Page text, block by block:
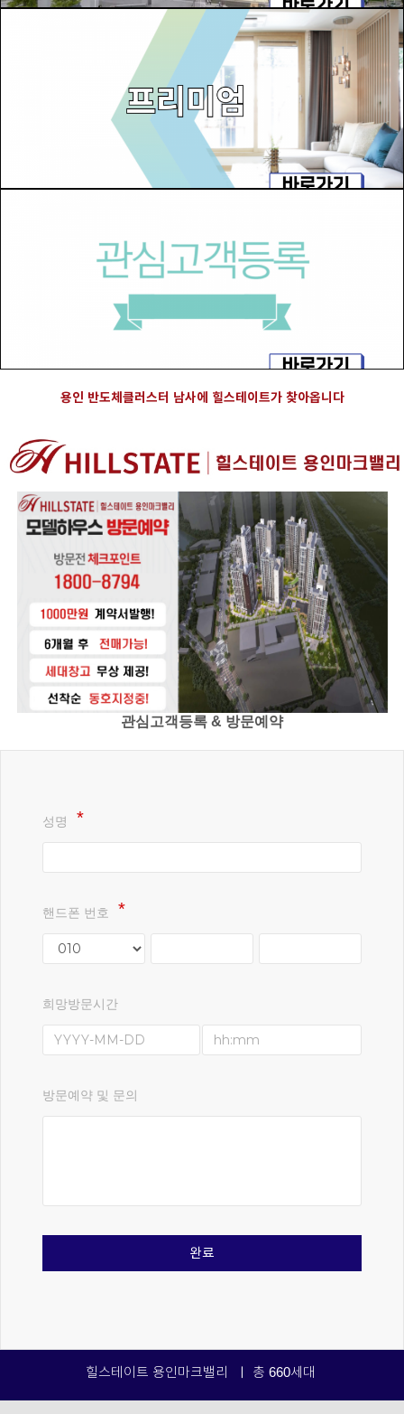
용인 반도체클러스터 남사에 힐스테이트가 찾아옵니다
관심고객등록 & 방문예약
성명
핸드폰 번호
희망방문시간
방문예약 및 문의
완료
힐스테이트 용인마크밸리 ㅣ 총 660세대